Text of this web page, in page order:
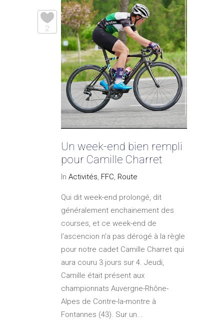
2
Un week-end bien rempli
pour Camille Charret
In Activités, FFC, Route
Qui dit week-end prolongé, dit
généralement enchainement des
courses, et ce week-end de
l'ascencion n'a pas dérogé à la règle
pour notre cadet Camille Charret qui
aura couru 3 jours sur 4. Jeudi,
Camille était présent aux
championnats Auvergne-Rhône-
Alpes de Contre-la-montre à
Fontannes (43). Sur un...